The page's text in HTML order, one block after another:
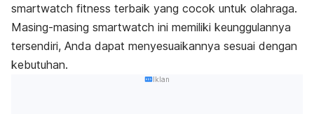
smartwatch fitness terbaik yang cocok untuk olahraga.
Masing-masing smartwatch ini memiliki keunggulannya
tersendiri, Anda dapat menyesuaikannya sesuai dengan
kebutuhan.
Iklan